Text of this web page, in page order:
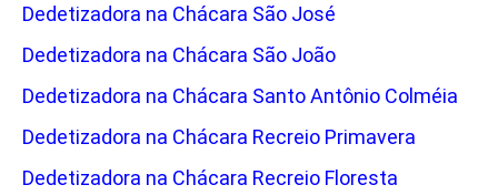
Dedetizadora na Chácara São José
Dedetizadora na Chácara São João
Dedetizadora na Chácara Santo Antônio Colméia
Dedetizadora na Chácara Recreio Primavera
Dedetizadora na Chácara Recreio Floresta